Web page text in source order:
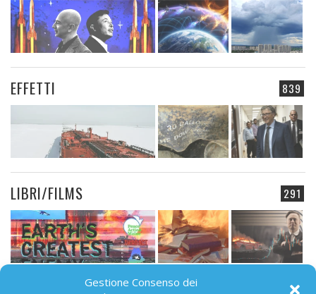
Gestione Consenso dei
839
EFFETTI
291
LIBRI/FILMS